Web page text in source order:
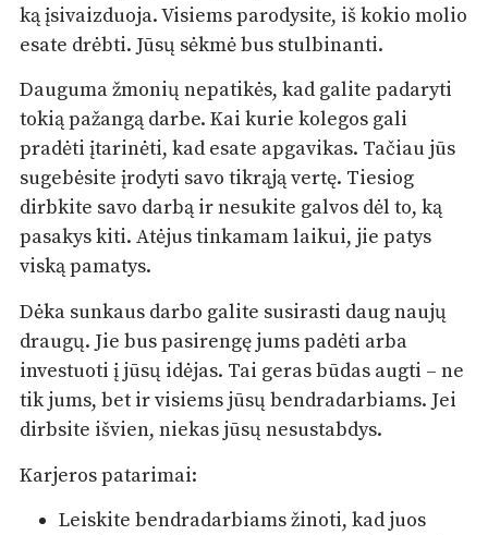
ką įsivaizduoja. Visiems parodysite, iš kokio molio
esate drėbti. Jūsų sėkmė bus stulbinanti.
Dauguma žmonių nepatikės, kad galite padaryti
tokią pažangą darbe. Kai kurie kolegos gali
pradėti įtarinėti, kad esate apgavikas. Tačiau jūs
sugebėsite įrodyti savo tikrąją vertę. Tiesiog
dirbkite savo darbą ir nesukite galvos dėl to, ką
pasakys kiti. Atėjus tinkamam laikui, jie patys
viską pamatys.
Dėka sunkaus darbo galite susirasti daug naujų
draugų. Jie bus pasirengę jums padėti arba
investuoti į jūsų idėjas. Tai geras būdas augti – ne
tik jums, bet ir visiems jūsų bendradarbiams. Jei
dirbsite išvien, niekas jūsų nesustabdys.
Karjeros patarimai:
Leiskite bendradarbiams žinoti, kad juos